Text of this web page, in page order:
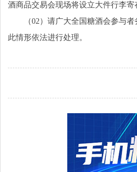
酒商品交易会现场将设立大件行李
（02）请广大全国糖酒会参与
此情形依法进行处理。